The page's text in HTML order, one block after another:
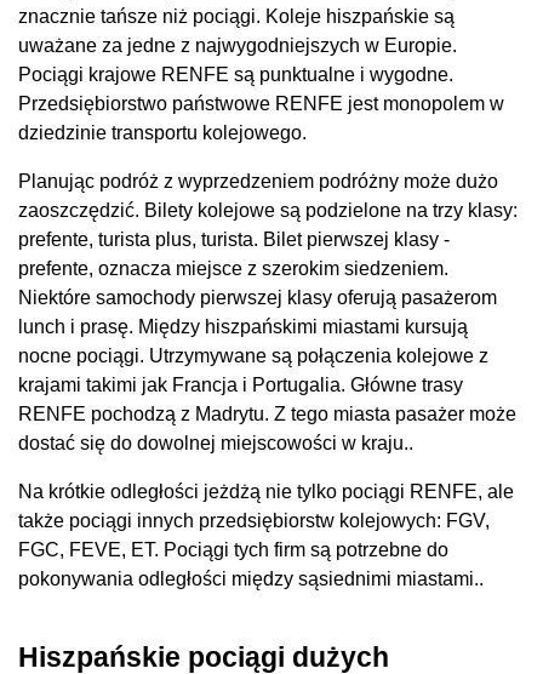
znacznie tańsze niż pociągi. Koleje hiszpańskie są
uważane za jedne z najwygodniejszych w Europie.
Pociągi krajowe RENFE są punktualne i wygodne.
Przedsiębiorstwo państwowe RENFE jest monopolem w
dziedzinie transportu kolejowego.
Planując podróż z wyprzedzeniem podróżny może dużo
zaoszczędzić. Bilety kolejowe są podzielone na trzy klasy:
prefente, turista plus, turista. Bilet pierwszej klasy -
prefente, oznacza miejsce z szerokim siedzeniem.
Niektóre samochody pierwszej klasy oferują pasażerom
lunch i prasę. Między hiszpańskimi miastami kursują
nocne pociągi. Utrzymywane są połączenia kolejowe z
krajami takimi jak Francja i Portugalia. Główne trasy
RENFE pochodzą z Madrytu. Z tego miasta pasażer może
dostać się do dowolnej miejscowości w kraju..
Na krótkie odległości jeżdżą nie tylko pociągi RENFE, ale
także pociągi innych przedsiębiorstw kolejowych: FGV,
FGC, FEVE, ET. Pociągi tych firm są potrzebne do
pokonywania odległości między sąsiednimi miastami..
Hiszpańskie pociągi dużych